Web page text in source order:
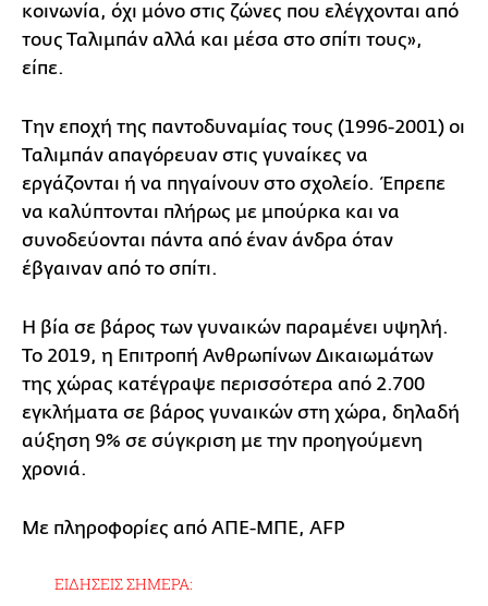
κοινωνία, όχι μόνο στις ζώνες που ελέγχονται από
τους Ταλιμπάν αλλά και μέσα στο σπίτι τους»,
είπε.
Την εποχή της παντοδυναμίας τους (1996-2001) οι
Ταλιμπάν απαγόρευαν στις γυναίκες να
εργάζονται ή να πηγαίνουν στο σχολείο. Έπρεπε
να καλύπτονται πλήρως με μπούρκα και να
συνοδεύονται πάντα από έναν άνδρα όταν
έβγαιναν από το σπίτι.
Η βία σε βάρος των γυναικών παραμένει υψηλή.
Το 2019, η Επιτροπή Ανθρωπίνων Δικαιωμάτων
της χώρας κατέγραψε περισσότερα από 2.700
εγκλήματα σε βάρος γυναικών στη χώρα, δηλαδή
αύξηση 9% σε σύγκριση με την προηγούμενη
χρονιά.
Με πληροφορίες από ΑΠΕ-ΜΠΕ, AFP
ΕΙΔΗΣΕΙΣ ΣΗΜΕΡΑ: